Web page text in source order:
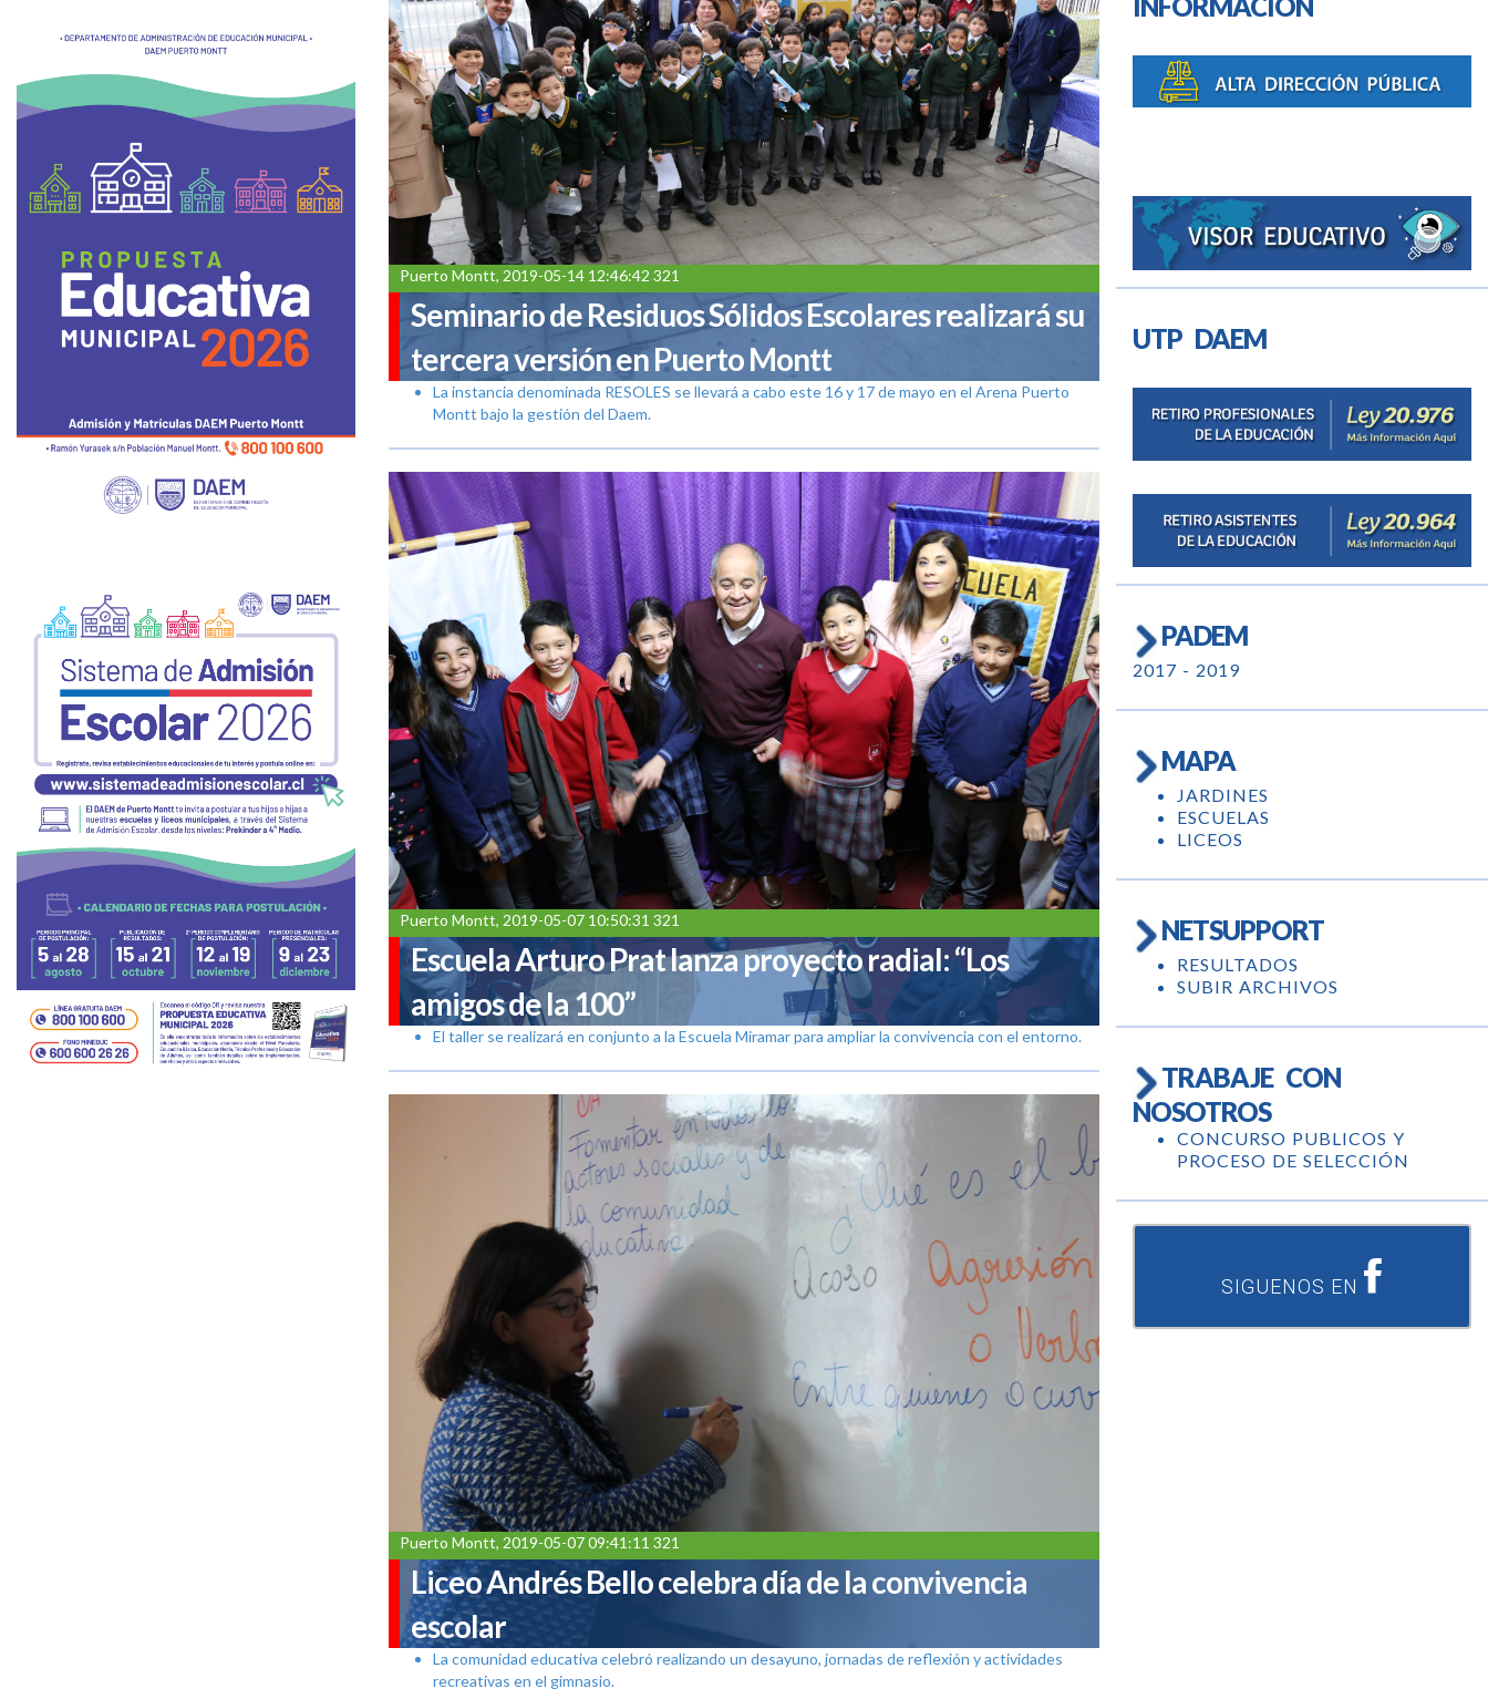
Puerto Montt, 2019-05-14 12:46:42 321
Seminario de Residuos Sólidos Escolares realizará su
tercera versión en Puerto Montt
La instancia denominada RESOLES se llevará a cabo este 16 y 17 de mayo en el Arena Puerto
Montt bajo la gestión del Daem.
Puerto Montt, 2019-05-07 10:50:31 321
Escuela Arturo Prat lanza proyecto radial: “Los
amigos de la 100”
El taller se realizará en conjunto a la Escuela Miramar para ampliar la convivencia con el entorno.
Puerto Montt, 2019-05-07 09:41:11 321
Liceo Andrés Bello celebra día de la convivencia
escolar
La comunidad educativa celebró realizando un desayuno, jornadas de reflexión y actividades
recreativas en el gimnasio.
UTP DAEM
PADEM
2017 - 2019
MAPA
JARDINES
ESCUELAS
LICEOS
NETSUPPORT
RESULTADOS
SUBIR ARCHIVOS
TRABAJE CON
NOSOTROS
CONCURSO PUBLICOS Y
PROCESO DE SELECCIÓN
SIGUENOS EN